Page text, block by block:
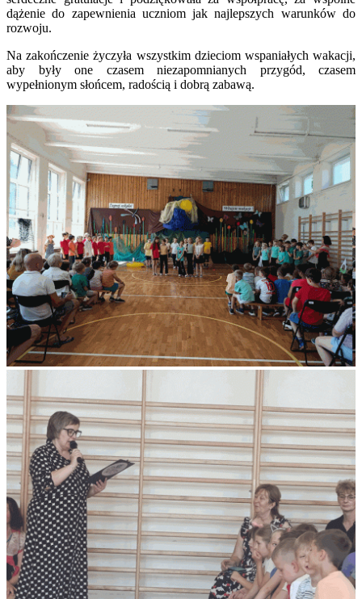
dążenie do zapewnienia uczniom jak najlepszych warunków do
rozwoju.
Na zakończenie życzyła wszystkim dzieciom wspaniałych wakacji,
aby były one czasem niezapomnianych przygód, czasem
wypełnionym słońcem, radością i dobrą zabawą.